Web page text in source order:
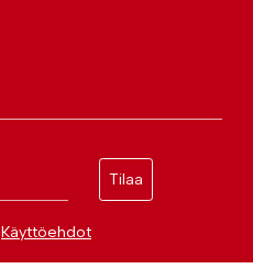
Tilaa
Käyttöehdot